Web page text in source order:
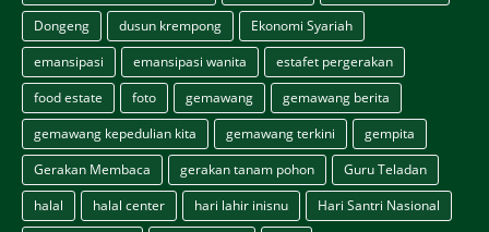
Dongeng
dusun krempong
Ekonomi Syariah
emansipasi
emansipasi wanita
estafet pergerakan
food estate
foto gemawang
gemawang berita
gemawang kepedulian kita
gemawang terkini
gempita
Gerakan Membaca
gerakan tanam pohon
Guru Teladan
halal
halal center hari lahir inisnu
Hari Santri Nasional